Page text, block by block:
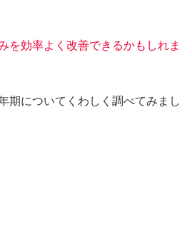
を効率よく 改善できるかもしれま
期についてくわしく調べてみまし